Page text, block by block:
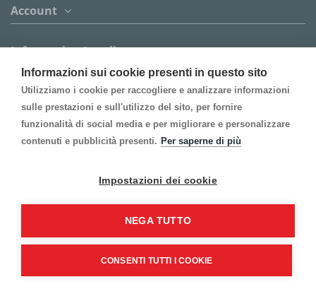
Informazioni sui cookie presenti in questo sito
Utilizziamo i cookie per raccogliere e analizzare informazioni
sulle prestazioni e sull'utilizzo del sito, per fornire
funzionalità di social media e per migliorare e personalizzare
contenuti e pubblicità presenti. Per saperne di più
Impostazioni dei cookie
NEGA TUTTO
CONSENTI TUTTI I COOKIE
Account
Informazion Legali
Contattaci
Follow us
©2021 Gi-An S.r.l. - Tutti i diritti riservati.